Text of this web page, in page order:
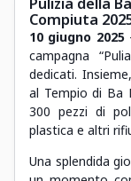
Compiuta
10 giugno 2025
campagna
dedicati.
al Tempio di Ba
300 pezzi di
plastica e altri
Una splendida